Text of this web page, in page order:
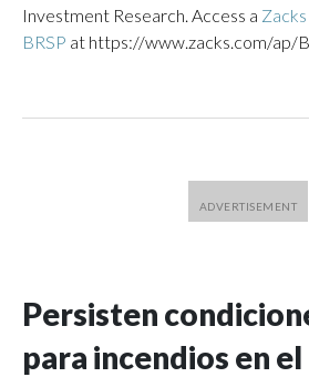
Investment Research. Access a
BRSP at https://www.zacks.com/ap/
Persisten
para incendios en